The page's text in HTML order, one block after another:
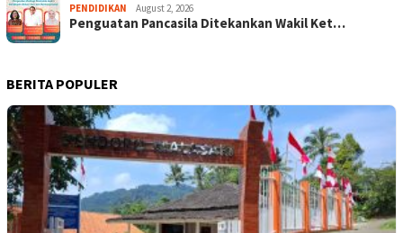
PENDIDIKAN August 2, 2026
Penguatan Pancasila Ditekankan Wakil Ket…
BERITA POPULER